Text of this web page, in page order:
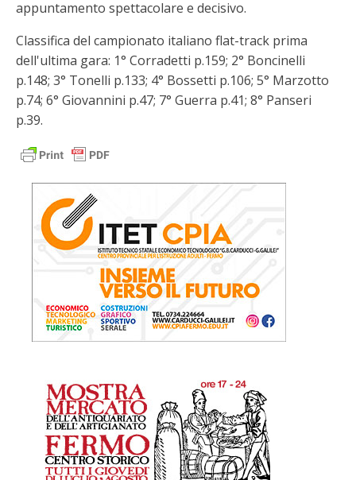
appuntamento spettacolare e decisivo.
Classifica del campionato italiano flat-track prima
dell'ultima gara: 1° Corradetti p.159; 2° Boncinelli
p.148; 3° Tonelli p.133; 4° Bossetti p.106; 5° Marzotto
p.74; 6° Giovannini p.47; 7° Guerra p.41; 8° Panseri
p.39.